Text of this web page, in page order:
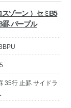
スゾーン ）セミB5
罫 パープル
35行 止罫 サイドラ